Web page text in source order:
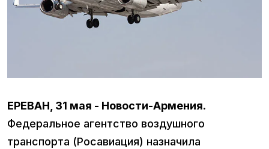
ЕРЕВАН, 31 мая - Новости-Армения.
Федеральное агентство воздушного
транспорта (Росавиация) назначила